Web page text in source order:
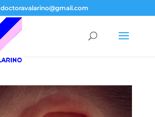
doctoravalarino@gmail.com